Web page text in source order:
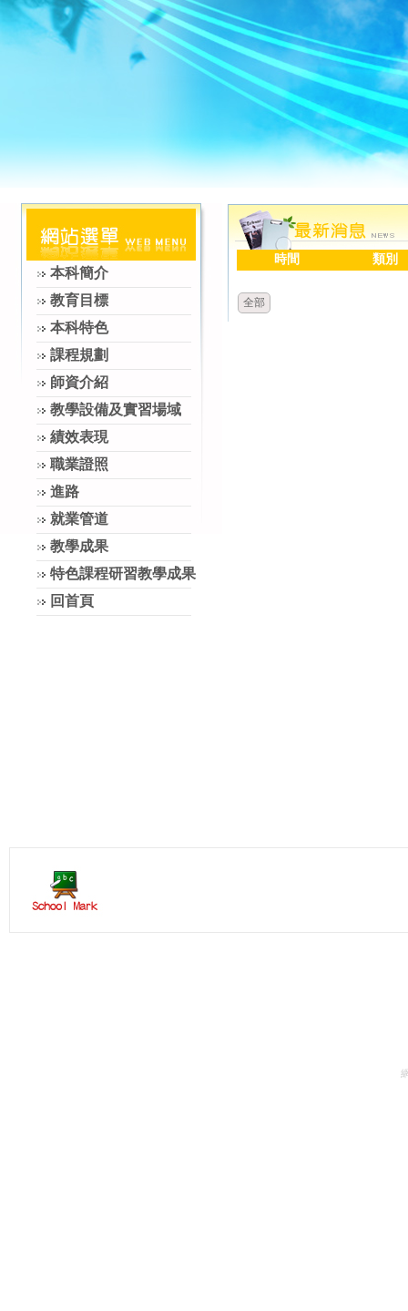
本科簡介
教育目標
本科特色
課程規劃
師資介紹
教學設備及實習場域
績效表現
職業證照
進路
就業管道
教學成果
特色課程研習教學成果
回首頁
時間 類別
全部